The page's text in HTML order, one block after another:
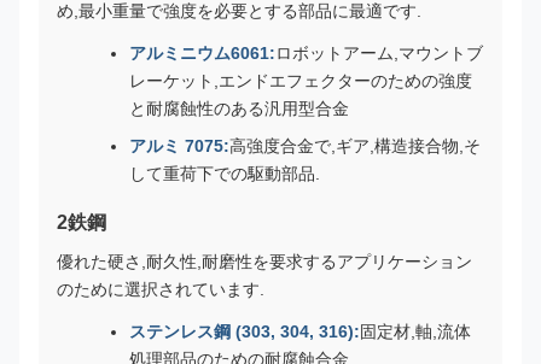
め,最小重量で強度を必要とする部品に最適です.
アルミニウム6061:ロボットアーム,マウントブ
レーケット,エンドエフェクターのための強度
と耐腐蝕性のある汎用型合金
アルミ 7075:高強度合金で,ギア,構造接合物,そ
して重荷下での駆動部品.
2鉄鋼
優れた硬さ,耐久性,耐磨性を要求するアプリケーション
のために選択されています.
ステンレス鋼 (303, 304, 316):固定材,軸,流体
処理部品のための耐腐蝕合金